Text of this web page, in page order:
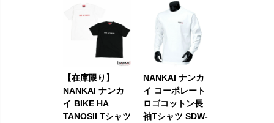
【在庫限り】
NANKAI ナンカ
イ BIKE HA
TANOSII Tシャツ
NANKAI ナンカ
イ コーポレート
ロゴコットン長
袖Tシャツ SDW-